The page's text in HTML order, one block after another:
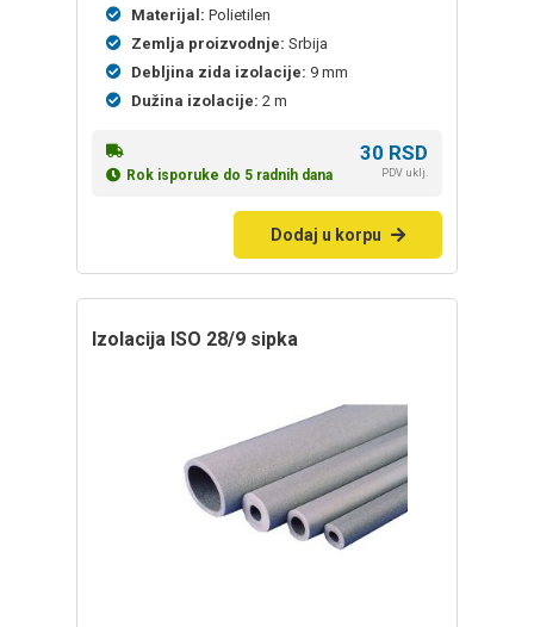
Materijal: Polietilen
Zemlja proizvodnje: Srbija
Debljina zida izolacije: 9 mm
Dužina izolacije: 2 m
Rok isporuke do 5 radnih dana
30 RSD
PDV uklj.
Dodaj u korpu
izolacija ISO 28/9 sipka